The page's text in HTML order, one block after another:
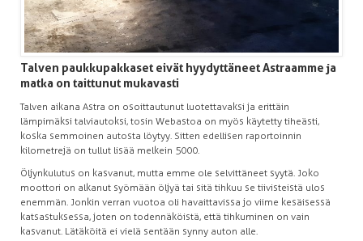
Talven paukkupakkaset eivät hyydyttäneet Astraamme ja
matka on taittunut mukavasti
Talven aikana Astra on osoittautunut luotettavaksi ja erittäin
lämpimäksi talviautoksi, tosin Webastoa on myös käytetty tiheästi,
koska semmoinen autosta löytyy. Sitten edellisen raportoinnin
kilometrejä on tullut lisää melkein 5000.
Öljynkulutus on kasvanut, mutta emme ole selvittäneet syytä. Joko
moottori on alkanut syömään öljyä tai sitä tihkuu se tiivisteistä ulos
enemmän. Jonkin verran vuotoa oli havaittavissa jo viime kesäisessä
katsastuksessa, joten on todennäköistä, että tihkuminen on vain
kasvanut. Lätäköitä ei vielä sentään synny auton alle.